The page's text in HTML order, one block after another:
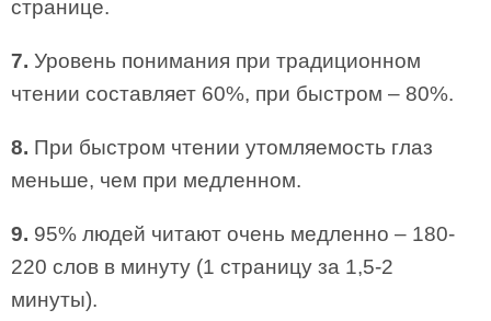
странице.
7. Уровень понимания при традиционном
чтении составляет 60%, при быстром – 80%.
8. При быстром чтении утомляемость глаз
меньше, чем при медленном.
9. 95% людей читают очень медленно – 180-
220 слов в минуту (1 страницу за 1,5-2
минуты).